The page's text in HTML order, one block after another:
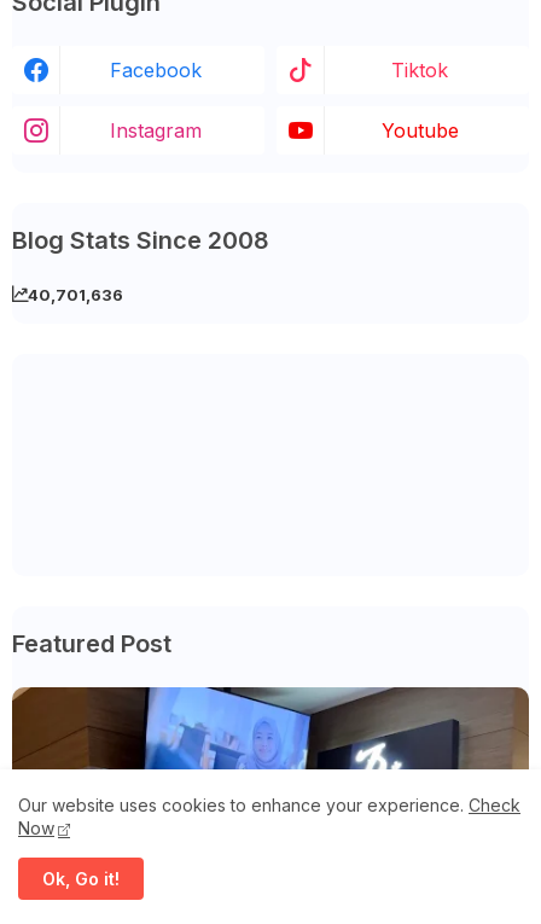
Facebook Tiktok
Instagram Youtube
Blog Stats Since 2008
40,701,636
Featured Post
Our website uses cookies to enhance your experience. Check
Now
Ok, Go it!